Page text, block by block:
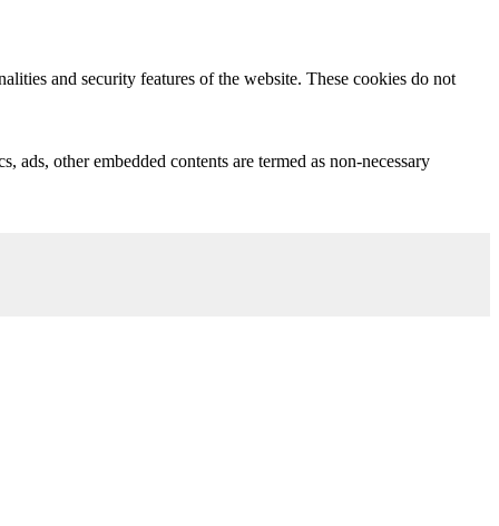
and security features of the website. These cookies do not
other embedded contents are termed as non-necessary